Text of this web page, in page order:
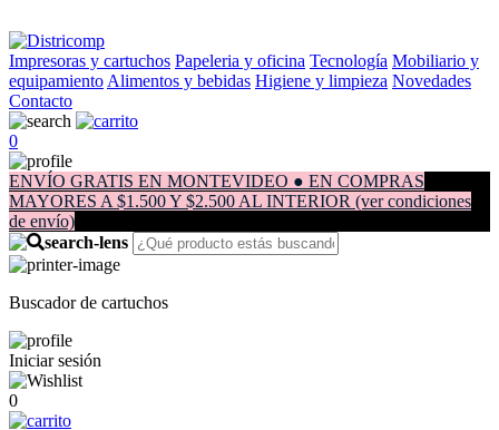
Impresoras y cartuchos Papeleria y oficina Tecnología Mobiliario y
equipamiento Alimentos y bebidas Higiene y limpieza Novedades
Contacto
0
ENVÍO GRATIS EN MONTEVIDEO ● EN COMPRAS
MAYORES A $1.500 Y $2.500 AL INTERIOR (ver condiciones
de envío)
Buscador de cartuchos
Iniciar sesión
0